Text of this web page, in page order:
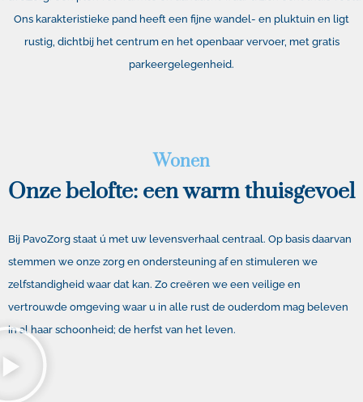
Ons karakteristieke pand heeft een fijne wandel- en pluktuin en ligt
rustig, dichtbij het centrum en het openbaar vervoer, met gratis
parkeergelegenheid.
Wonen
Onze belofte: een warm thuisgevoel
Bij PavoZorg staat ú met uw levensverhaal centraal. Op basis daarvan
stemmen we onze zorg en ondersteuning af en stimuleren we
zelfstandigheid waar dat kan. Zo creëren we een veilige en
vertrouwde omgeving waar u in alle rust de ouderdom mag beleven
in al haar schoonheid; de herfst van het leven.